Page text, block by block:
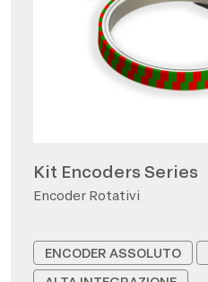
Kit Encoders Series
Encoder Rotativi
ENCODER ASSOLUTO